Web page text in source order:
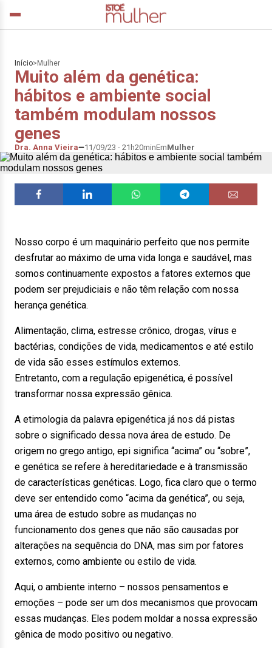
Início> Mulher
Muito além da genética:
hábitos e ambiente social
também modulam nossos
genes
Dra. Anna Vieira 11/09/23 - 21h20minEmMulher
Nosso corpo é um maquinário perfeito que nos permite
desfrutar ao máximo de uma vida longa e saudável, mas
somos continuamente expostos a fatores externos que
podem ser prejudiciais e não têm relação com nossa
herança genética.
Alimentação, clima, estresse crônico, drogas, vírus e
bactérias, condições de vida, medicamentos e até estilo
de vida são esses estímulos externos.
Entretanto, com a regulação epigenética, é possível
transformar nossa expressão gênica.
A etimologia da palavra epigenética já nos dá pistas
sobre o significado dessa nova área de estudo. De
origem no grego antigo, epi significa “acima” ou “sobre”,
e genética se refere à hereditariedade e à transmissão
de características genéticas. Logo, fica claro que o termo
deve ser entendido como “acima da genética”, ou seja,
uma área de estudo sobre as mudanças no
funcionamento dos genes que não são causadas por
alterações na sequência do DNA, mas sim por fatores
externos, como ambiente ou estilo de vida.
Aqui, o ambiente interno – nossos pensamentos e
emoções – pode ser um dos mecanismos que provocam
essas mudanças. Eles podem moldar a nossa expressão
gênica de modo positivo ou negativo.